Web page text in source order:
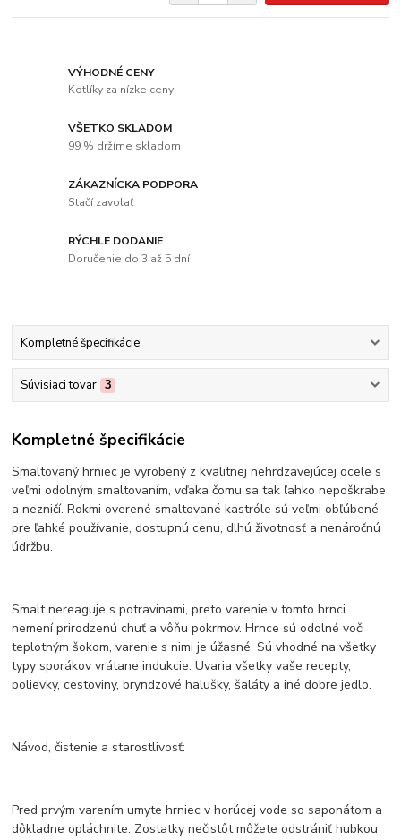
VÝHODNÉ CENY
Kotlíky za nízke ceny
VŠETKO SKLADOM
99 % držíme skladom
ZÁKAZNÍCKA PODPORA
Stačí zavolať
RÝCHLE DODANIE
Doručenie do 3 až 5 dní
Kompletné špecifikácie
Súvisiaci tovar 3
Kompletné špecifikácie
Smaltovaný hrniec je vyrobený z kvalitnej nehrdzavejúcej ocele s
veľmi odolným smaltovaním, vďaka čomu sa tak ľahko nepoškrabe
a nezničí. Rokmi overené smaltované kastróle sú veľmi obľúbené
pre ľahké používanie, dostupnú cenu, dlhú životnosť a nenáročnú
údržbu.
Smalt nereaguje s potravinami, preto varenie v tomto hrnci
nemení prirodzenú chuť a vôňu pokrmov. Hrnce sú odolné voči
teplotným šokom, varenie s nimi je úžasné. Sú vhodné na všetky
typy sporákov vrátane indukcie. Uvaria všetky vaše recepty,
polievky, cestoviny, bryndzové halušky, šaláty a iné dobre jedlo.
Návod, čistenie a starostlivosť:
Pred prvým varením umyte hrniec v horúcej vode so saponátom a
dôkladne opláchnite. Zostatky nečistôt môžete odstrániť hubkou